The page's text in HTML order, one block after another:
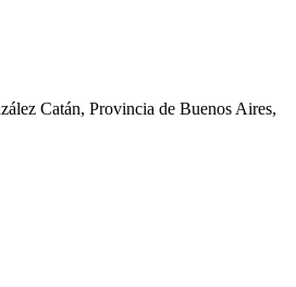
Catán, Provincia de Buenos Aires,